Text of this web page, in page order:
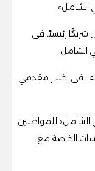
الشامل»
شريكًا رئيسيًا فى
الشامل
فى اختيار مقدمي
الشامل» للمواطنين
الخاصة مع